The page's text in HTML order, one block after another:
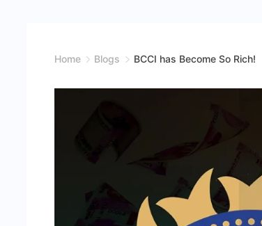
Teams
Home Blogs BCCI has Become So Rich!